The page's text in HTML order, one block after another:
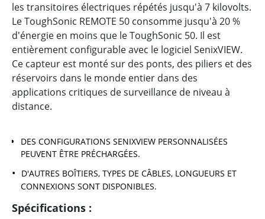
les transitoires électriques répétés jusqu'à 7 kilovolts.
Le ToughSonic REMOTE 50 consomme jusqu'à 20 %
d'énergie en moins que le ToughSonic 50. Il est
entièrement configurable avec le logiciel SenixVIEW.
Ce capteur est monté sur des ponts, des piliers et des
réservoirs dans le monde entier dans des
applications critiques de surveillance de niveau à
distance.
DES CONFIGURATIONS SENIXVIEW PERSONNALISÉES
PEUVENT ÊTRE PRÉCHARGÉES.
D'AUTRES BOÎTIERS, TYPES DE CÂBLES, LONGUEURS ET
CONNEXIONS SONT DISPONIBLES.
Spécifications :